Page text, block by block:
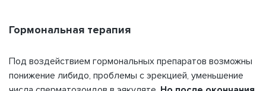
Гормональная терапия
Под воздействием гормональных препаратов возможны
понижение либидо, проблемы с эрекцией, уменьшение